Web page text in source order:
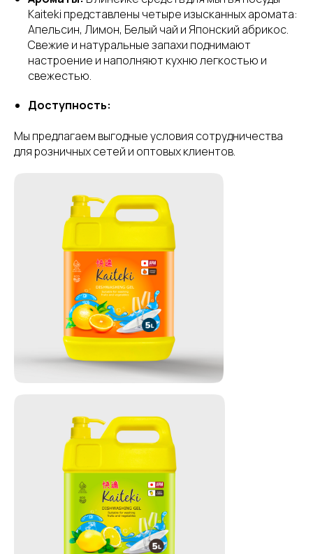
Kaiteki представлены четыре изысканных аромата:
Апельсин, Лимон, Белый чай и Японский абрикос.
Свежие и натуральные запахи поднимают
настроение и наполняют кухню легкостью и
свежестью.
Доступность:
Мы предлагаем выгодные условия сотрудничества
для розничных сетей и оптовых клиентов.